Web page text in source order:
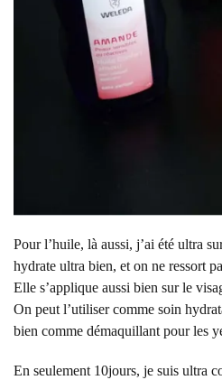
Pour l’huile, là aussi, j’ai été ultra
hydrate ultra bien, et on ne ressort
Elle s’applique aussi bien sur le
On peut l’utiliser comme soin
bien comme démaquillant pour les
En seulement 10jours, je suis ultra